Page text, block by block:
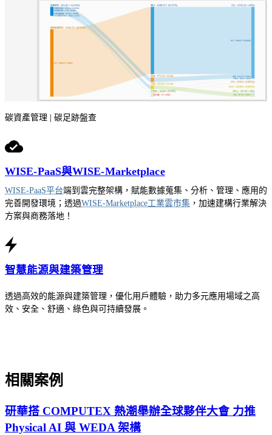
碳資產管理 | 碳足跡盤查
WISE-PaaS與WISE-Marketplace
WISE-PaaS平台端到雲完整架構，賦能數據蒐集、分析、管理、應用的
完善開發環境；透過WISE-Marketplace工業雲市集 ，加速建構行業解決
方案與商務落地！
智慧能源與建築管理
透過高效的能源與建築管理，優化用戶體驗，助力多元應用場域之高
效、安全、舒適、綠色與可持續發展。
相關案例
研華搭 COMPUTEX 熱潮舉辦全球夥伴大會 力推
Physical AI 與 WEDA 架構